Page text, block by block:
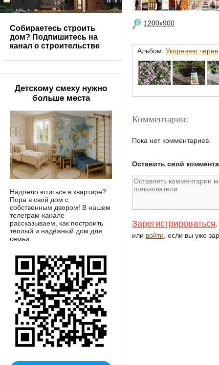
1200x900
Альбом: Укореняю
Комментарии:
Пока нет комментариев.
Оставить свой
Зарегистрироваться,
или войти , если вы уже
Собираетесь строить
дом? Подпишитесь на
канал о строительстве
Детскому смеху нужно
больше места
Надоело ютиться в квартире?
Пора в свой дом с
собственным двором! В нашем
телеграм-канале
рассказываем, как построить
тёплый и надёжный дом для
семьи.